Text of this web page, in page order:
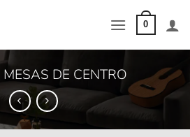
0
MESAS DE CENTRO